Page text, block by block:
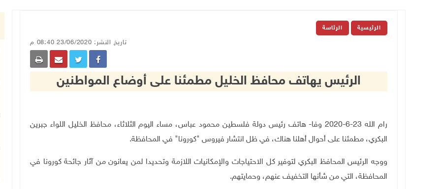
الرئيسية الرئاسة
تاريخ النشر: 23/06/2020 08:40 م
الرئيس يهاتف محافظ الخليل مطمئنا على أوضاع المواطنين
رام الله 23-6-2020 وفا- هاتف رئيس دولة فلسطين محمود عباس، مساء اليوم الثلاثاء، محافظ الخليل اللواء جبرين
البكري، مطمئنا على أحوال أهلنا هناك، في ظل انتشار فيروس "كورونا" في المحافظة.
ووجه الرئيس المحافظ البكري لتوفير كل الاحتياجات والإمكانيات اللازمة وتحديدا لمن يعانون من آثار جائحة كورونا في
المحافظة، التي من شأنها التخفيف عنهم، وحمايتهم.